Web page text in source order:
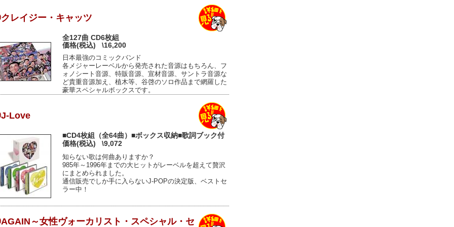
レイジー・キャッツ
全127曲 CD6枚組
価格(税込)
\16,200
日本最強のコミックバンド
各メジャーレーベルから発売された音源はもちろん、フ
ォノシート音源、特販音源、宣材音源、サントラ音源な
ど貴重音源加え、植木等、谷啓のソロ作品まで網羅した
豪華スペシャルボックスです。
Love
■CD4枚組（全64曲）■ボックス収納■歌詞ブック付
価格(税込)
\9,072
知らない歌は何曲ありますか？
985年～1996年までの大ヒットがレーベルを超えて贅沢
にまとめられました。
通信販売でしか手に入らないJ-POPの決定版、ベストセ
ラー中！
～女性ヴォーカリスト・スペシャル・セ